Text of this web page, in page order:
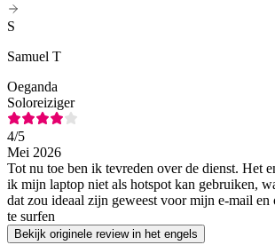
S
Samuel T
Oeganda
Soloreiziger
4/5
Mei 2026
Tot nu toe ben ik tevreden over de dienst. Het
ik mijn laptop niet als hotspot kan gebruiken,
dat zou ideaal zijn geweest voor mijn e-mail en
te surfen
Bekijk originele review in het engels